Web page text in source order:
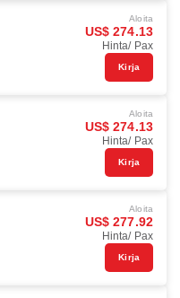
Aloita
US$ 274.13
Hinta/ Pax
Kirja
Aloita
US$ 274.13
Hinta/ Pax
Kirja
Aloita
US$ 277.92
Hinta/ Pax
Kirja